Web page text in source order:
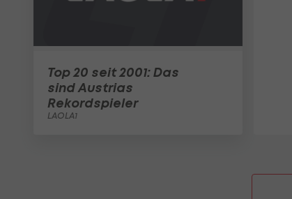
Top 20 seit 2001: Das
sind Austrias
Rekordspieler
LAOLA1